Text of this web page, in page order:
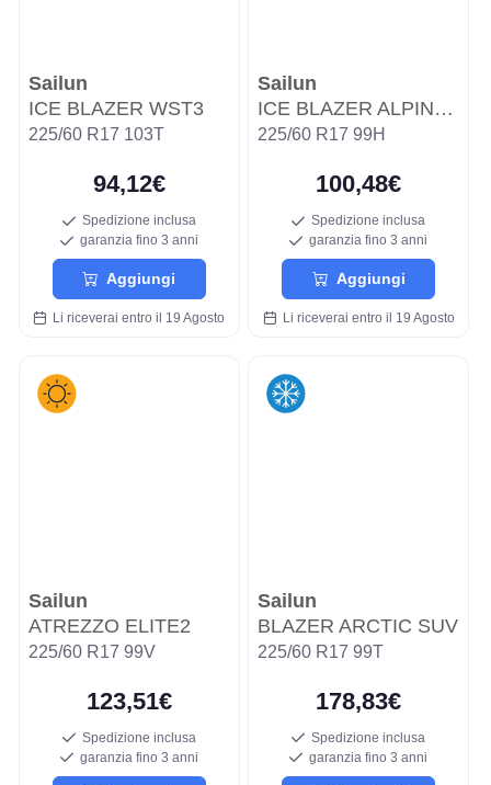
Sailun
ICE BLAZER WST3
225/60 R17 103T
94,12€
Spedizione inclusa
garanzia fino 3 anni
Aggiungi
Li riceverai entro il 19 Agosto
Sailun
ICE BLAZER ALPINE EVO WSL3A
225/60 R17 99H
100,48€
Spedizione inclusa
garanzia fino 3 anni
Aggiungi
Li riceverai entro il 19 Agosto
Sailun
ATREZZO ELITE2
225/60 R17 99V
123,51€
Spedizione inclusa
garanzia fino 3 anni
Sailun
BLAZER ARCTIC SUV
225/60 R17 99T
178,83€
Spedizione inclusa
garanzia fino 3 anni